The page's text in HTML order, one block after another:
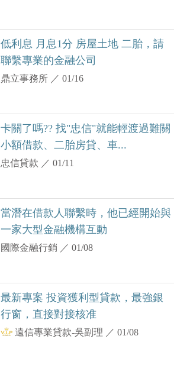
低利息 月息1分 房屋土地 二胎，請
聯繫專業的金融公司
鼎立事務所 ／01/16
卡關了嗎?? 找"忠信"就能輕渡過難關
小額借款、二胎房貸、車...
忠信貸款 ／01/11
當潛在借款人聯繫時，他已經開始與
一家大型金融機構互動
國際金融行銷 ／01/08
最新專案 投資獲利型貸款，最強銀
行窗，直接對接核准
遠信專業貸款-吳副理 ／01/08